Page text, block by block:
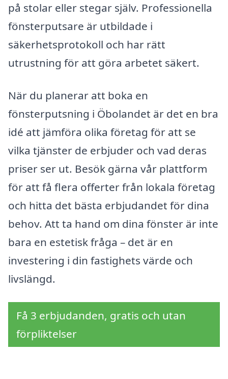
på stolar eller stegar själv. Professionella
fönsterputsare är utbildade i
säkerhetsprotokoll och har rätt
utrustning för att göra arbetet säkert.
När du planerar att boka en
fönsterputsning i Öbolandet är det en bra
idé att jämföra olika företag för att se
vilka tjänster de erbjuder och vad deras
priser ser ut. Besök gärna vår plattform
för att få flera offerter från lokala företag
och hitta det bästa erbjudandet för dina
behov. Att ta hand om dina fönster är inte
bara en estetisk fråga – det är en
investering i din fastighets värde och
livslängd.
Få 3 erbjudanden, gratis och utan
förpliktelser